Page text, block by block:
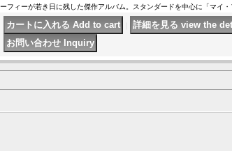
ーフィーが若き日に残した傑作アルバム。スタンダードを中心に「マイ